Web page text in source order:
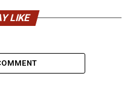
un proiect care
dezvoltând în
dedicate românilor
LIKE